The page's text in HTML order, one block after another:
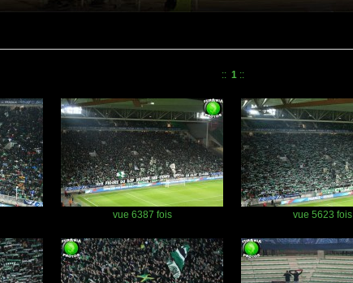
:: 1::
vue 6387 fois vue 5623 fois